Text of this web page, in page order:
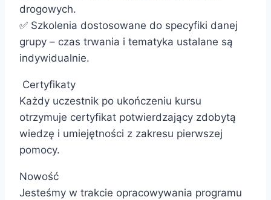
drogowych.
✅ Szkolenia dostosowane do specyfiki danej
grupy – czas trwania i tematyka ustalane są
indywidualnie.
Certyfikaty
Każdy uczestnik po ukończeniu kursu
otrzymuje certyfikat potwierdzający zdobytą
wiedzę i umiejętności z zakresu pierwszej
pomocy.
Nowość
Jesteśmy w trakcie opracowywania programu